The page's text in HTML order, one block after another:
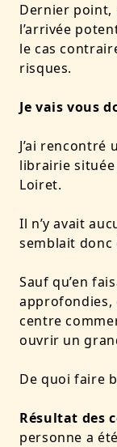
Dernier point,
l’arrivée
le cas
risques.
Je vais vous
J’ai
librairie
Loiret.
Il n’y avait
semblait
Sauf qu’en
approfondies,
centre
ouvrir un
De quoi faire
Résultat des
personne a